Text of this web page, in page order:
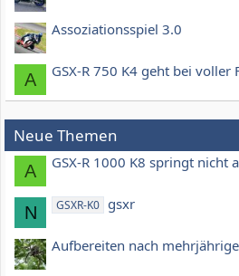
Assoziationsspiel 3.0
A GSX-R 750 K4 geht bei voller
Neue Themen
A GSX-R 1000 K8 springt nicht
N GSXR-K0 gsxr
Aufbereiten nach